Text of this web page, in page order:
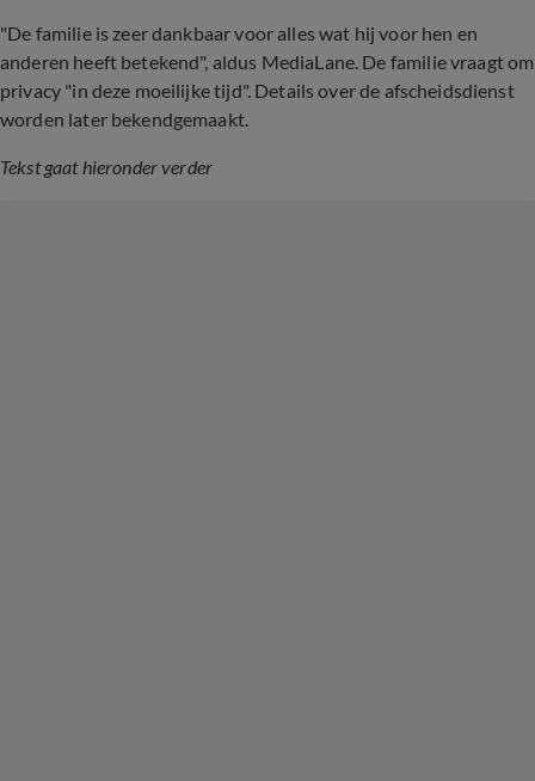
"De familie is zeer dankbaar voor alles wat hij voor hen en
anderen heeft betekend", aldus MediaLane. De familie vraagt om
privacy "in deze moeilijke tijd". Details over de afscheidsdienst
worden later bekendgemaakt.
Tekst gaat hieronder verder